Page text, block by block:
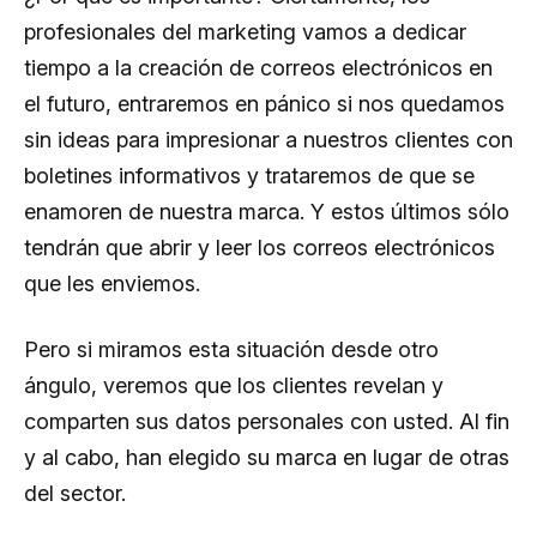
profesionales del marketing vamos a dedicar
tiempo a la creación de correos electrónicos en
el futuro, entraremos en pánico si nos quedamos
sin ideas para impresionar a nuestros clientes con
boletines informativos y trataremos de que se
enamoren de nuestra marca. Y estos últimos sólo
tendrán que abrir y leer los correos electrónicos
que les enviemos.
Pero si miramos esta situación desde otro
ángulo, veremos que los clientes revelan y
comparten sus datos personales con usted. Al fin
y al cabo, han elegido su marca en lugar de otras
del sector.